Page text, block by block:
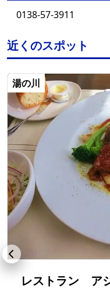
0138-57-3911
近くのスポット
湯の川
レストラン ア